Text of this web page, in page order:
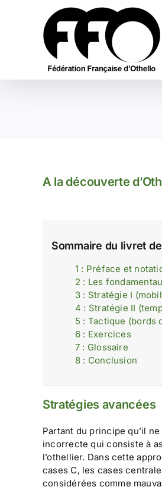
A la découverte
Sommaire du livret
1 : Préface et
2 : Les
3 : Stratégie I
4 : Stratégie II
5 : Tactique (bords
6 : Exercices
7 : Glossaire
8 : Conclusion
Stratégies avancées
Partant du principe qu’il
incorrecte qui consiste à
l’othellier. Dans cette
cases C, les cases
considérées comme